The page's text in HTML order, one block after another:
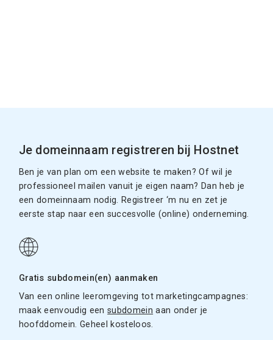
Je domeinnaam registreren bij Hostnet
Ben je van plan om een website te maken? Of wil je
professioneel mailen vanuit je eigen naam? Dan heb je
een domeinnaam nodig. Registreer ‘m nu en zet je
eerste stap naar een succesvolle (online) onderneming.
Gratis subdomein(en) aanmaken
Van een online leeromgeving tot marketingcampagnes:
maak eenvoudig eensubdomein aan onder je
hoofddomein. Geheel kosteloos.